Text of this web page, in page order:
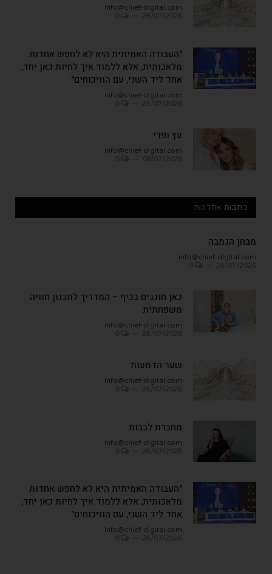
info@chief-digital.com
"העבודה האמיתית היא לא לחפש אחדות
מלאכותית, אלא ללמוד איך לחיות כאן יחד,
אחד ליד השני, עם הוויכוחים"
info@chief-digital.com
עץ ופרי
info@chief-digital.com
כתבות אחרונות
מבחן הגמבה
info@chief-digital.com
כאן חוגגים בכיף – המדריך לתכנון חוויה
משפחתית
info@chief-digital.com
שער הדמעות
info@chief-digital.com
מחברת לבבות
info@chief-digital.com
"העבודה האמיתית היא לא לחפש אחדות
מלאכותית, אלא ללמוד איך לחיות כאן יחד,
אחד ליד השני, עם הוויכוחים"
info@chief-digital.com